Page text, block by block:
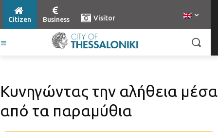
Citizen Business Visitor
Κυνηγώντας την αλήθεια μέσα
από τα παραμύθια